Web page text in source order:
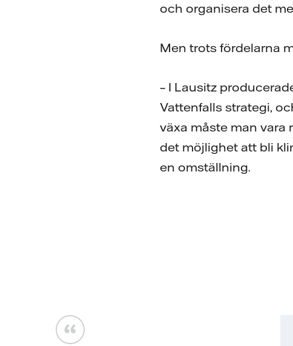
och organisera det
Men trots fördelarna
– I Lausitz
Vattenfalls strategi,
växa måste man vara
det möjlighet att bli
en omställning.